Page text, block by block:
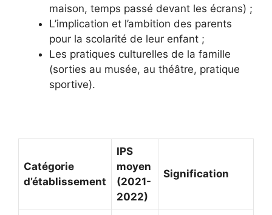
maison, temps passé devant les écrans) ;
L’implication et l’ambition des parents
pour la scolarité de leur enfant ;
Les pratiques culturelles de la famille
(sorties au musée, au théâtre, pratique
sportive).
Catégorie
d’établissement
IPS
moyen
(2021-
2022)
Signification